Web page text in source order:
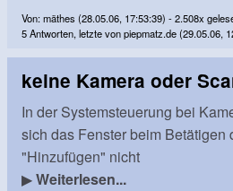
Von: mäthes (28.05.06, 17:53:39) - 2.508x
5 Antworten, letzte von piepmatz.de (29.05.06,
keine Kamera oder
In der Systemsteuerung bei
sich das Fenster beim Betätigen
"Hinzufügen" nicht
▶Weiterlesen...